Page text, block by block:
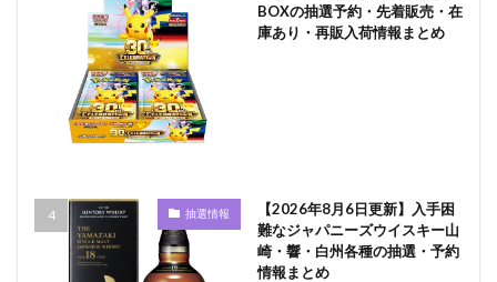
BOXの抽選予約・先着販売・在
庫あり・再販入荷情報まとめ
抽選情報
【2026年8月6日更新】入手困
難なジャパニーズウイスキー山
崎・響・白州各種の抽選・予約
情報まとめ